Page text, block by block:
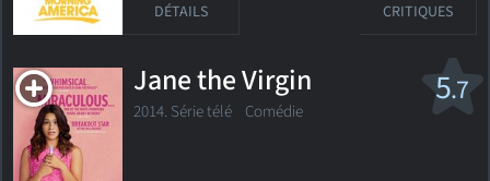
DÉTAILS CRITIQUES
5.7
Jane the Virgin
2014. Série télé Comédie